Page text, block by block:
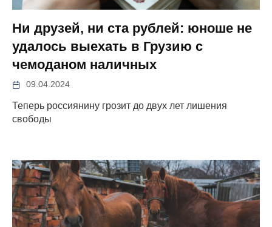
Ни друзей, ни ста рублей: юноше не
удалось выехать в Грузию с
чемоданом наличных
09.04.2024
Теперь россиянину грозит до двух лет лишения
свободы